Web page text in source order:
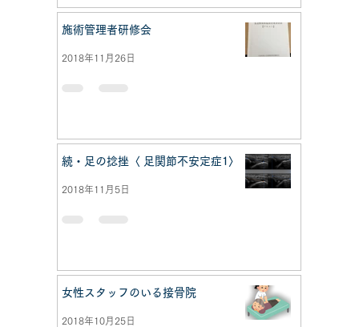
施術管理者研修会
2018年11月26日
続・足の捻挫〈 足関節不安定症1〉
2018年11月5日
女性スタッフのいる接骨院
2018年10月25日